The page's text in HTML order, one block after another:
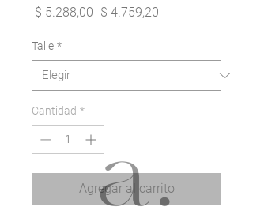
$ 5.288,00 Precio
$ 4.759,20
Talle *
Cantidad *
Agregar al carrito